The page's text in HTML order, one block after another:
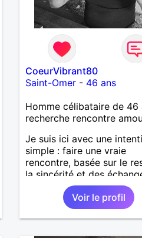
CoeurVibrant80
Saint-Omer - 46 ans
Homme célibataire de 46
recherche rencontre
Je suis ici avec une
simple : faire une vraie
rencontre, basée sur le
la sincérité et des
authentiques. Je ne
combler un vide, ni à
les sentiments de qui que
soit. J'aimerais
Voir le profil